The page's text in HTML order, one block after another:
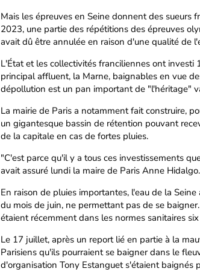
Mais les épreuves en Seine donnent des sueurs
2023, une partie des répétitions des épreuves
avait dû être annulée en raison d'une qualité de
L'État et les collectivités franciliennes ont investi
principal affluent, la Marne, baignables en vue
dépollution est un pan important de "l'héritage"
La mairie de Paris a notamment fait construire,
un gigantesque bassin de rétention pouvant
de la capitale en cas de fortes pluies.
"C'est parce qu'il y a tous ces investissements
avait assuré lundi la maire de Paris Anne Hidalgo.
En raison de pluies importantes, l'eau de la
du mois de juin, ne permettant pas de se
étaient récemment dans les normes sanitaires
Le 17 juillet, après un report lié en partie à la
Parisiens qu'ils pourraient se baigner dans le
d'organisation Tony Estanguet s'étaient baignés